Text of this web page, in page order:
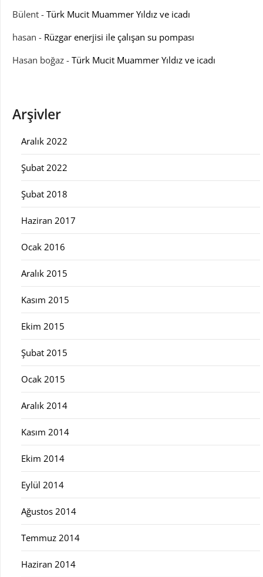
Bülent - Türk Mucit Muammer Yıldız ve icadı
hasan - Rüzgar enerjisi ile çalışan su pompası
Hasan boğaz - Türk Mucit Muammer Yıldız ve icadı
Arşivler
Aralık 2022
Şubat 2022
Şubat 2018
Haziran 2017
Ocak 2016
Aralık 2015
Kasım 2015
Ekim 2015
Şubat 2015
Ocak 2015
Aralık 2014
Kasım 2014
Ekim 2014
Eylül 2014
Ağustos 2014
Temmuz 2014
Haziran 2014